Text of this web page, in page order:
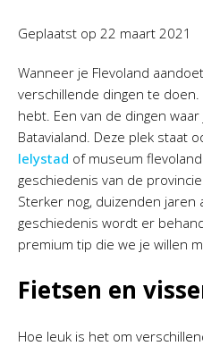
Geplaatst op 22 maart 2021
Wanneer je Flevoland
verschillende dingen te
hebt. Een van de dingen
Batavialand. Deze plek staat
lelystad of museum
geschiedenis van de
Sterker nog, duizenden jaren
geschiedenis wordt er
premium tip die we je willen
Fietsen en
Hoe leuk is het om